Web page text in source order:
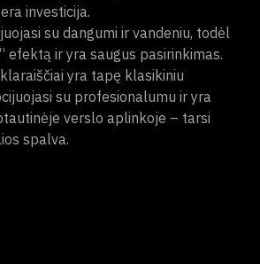
investicija.
su dangumi ir vandeniu, todėl
efektą ir yra saugus pasirinkimas.
yra tapę klasikiniu
su profesionalumu ir yra
verslo aplinkoje – tarsi
spalva.